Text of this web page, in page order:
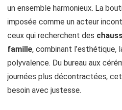
un ensemble harmonieux. La
imposée comme un acteur
ceux qui recherchent des
famille, combinant l’esthétique,
polyvalence. Du bureau aux
journées plus décontractées,
besoin avec justesse.